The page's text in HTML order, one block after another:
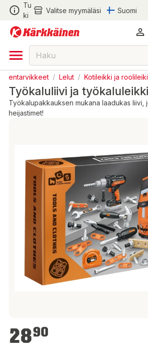
Tu
ki
Valitse myymäläsi Suomi
/ Lelut / Kotileikki ja
Työkaluliivi ja
Työkalupakkauksen mukana laadukas liivi,
heijastimet!
2890